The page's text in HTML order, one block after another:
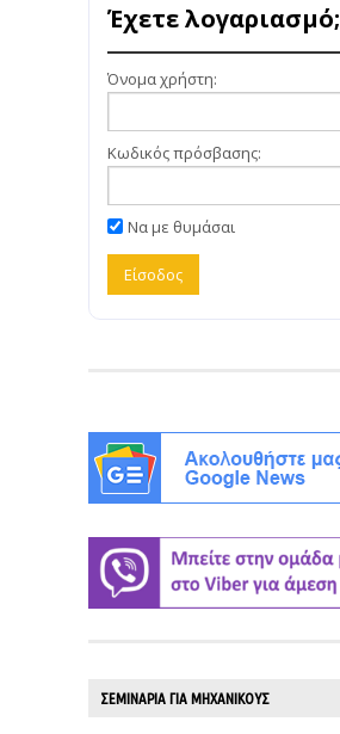
Έχετε λογαριασμό;
Όνομα χρήστη:
Κωδικός πρόσβασης:
Να με θυμάσαι
ΣΕΜΙΝΑΡΙΑ ΓΙΑ ΜΗΧΑΝΙΚΟΥΣ